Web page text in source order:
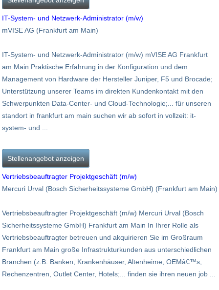
IT-System- und Netzwerk-Administrator (m/w)
mVISE AG (Frankfurt am Main)
IT-System- und Netzwerk-Administrator (m/w) mVISE AG Frankfurt
am Main Praktische Erfahrung in der Konfiguration und dem
Management von Hardware der Hersteller Juniper, F5 und Brocade;
Unterstützung unserer Teams im direkten Kundenkontakt mit den
Schwerpunkten Data-Center- und Cloud-Technologie;... für unseren
standort in frankfurt am main suchen wir ab sofort in vollzeit: it-
system- und ...
Stellenangebot anzeigen
Vertriebsbeauftragter Projektgeschäft (m/w)
Mercuri Urval (Bosch Sicherheitssysteme GmbH) (Frankfurt am Main)
Vertriebsbeauftragter Projektgeschäft (m/w) Mercuri Urval (Bosch
Sicherheitssysteme GmbH) Frankfurt am Main In Ihrer Rolle als
Vertriebsbeauftragter betreuen und akquirieren Sie im Großraum
Frankfurt am Main große Infrastrukturkunden aus unterschiedlichen
Branchen (z.B. Banken, Krankenhäuser, Altenheime, OEMâ€™s,
Rechenzentren, Outlet Center, Hotels;... finden sie ihren neuen job ...